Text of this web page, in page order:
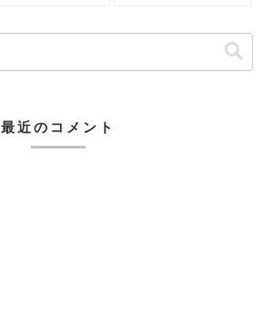
最近のコメント